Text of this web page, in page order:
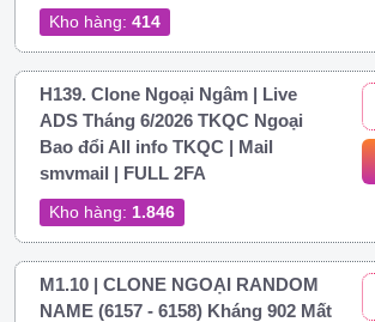
Kho hàng: 414
H139. Clone Ngoại Ngâm | Live
ADS Tháng 6/2026 TKQC Ngoại
Bao đổi All info TKQC | Mail
smvmail | FULL 2FA
Kho hàng: 1.846
M1.10 | CLONE NGOẠI RANDOM
NAME (6157 - 6158) Kháng 902 Mất